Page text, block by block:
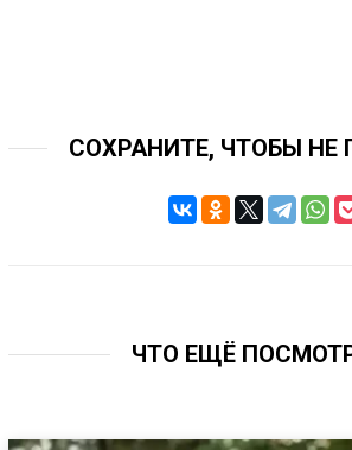
СОХРАНИТЕ, ЧТОБЫ НЕ
ЧТО ЕЩЁ